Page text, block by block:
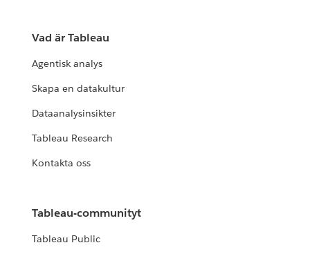
Vad är Tableau
Agentisk analys
Skapa en datakultur
Dataanalysinsikter
Tableau Research
Kontakta oss
Tableau-communityt
Tableau Public